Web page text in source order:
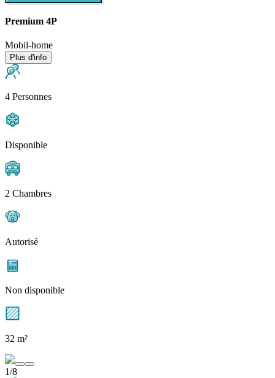
Premium 4P
Mobil-home
Plus d'info
4 Personnes
Disponible
2 Chambres
Autorisé
Non disponible
32 m²
1/8